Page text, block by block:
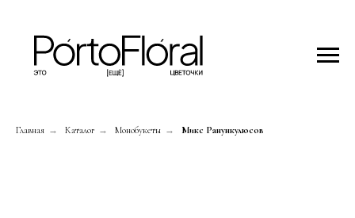
Главная → Каталог → Монобукеты → Микс Ранункулюсов